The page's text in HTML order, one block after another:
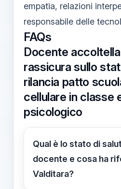
empatia, relazioni
responsabile delle
FAQs
Docente
rassicura sullo
rilancia patto
cellulare in classe
psicologico
Qual è lo stato di
docente e cosa ha
Valditara?